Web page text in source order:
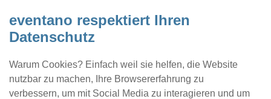
eventano respektiert Ihren
Datenschutz
Warum Cookies? Einfach weil sie helfen, die Website
nutzbar zu machen, Ihre Browsererfahrung zu
verbessern, um mit Social Media zu interagieren und um